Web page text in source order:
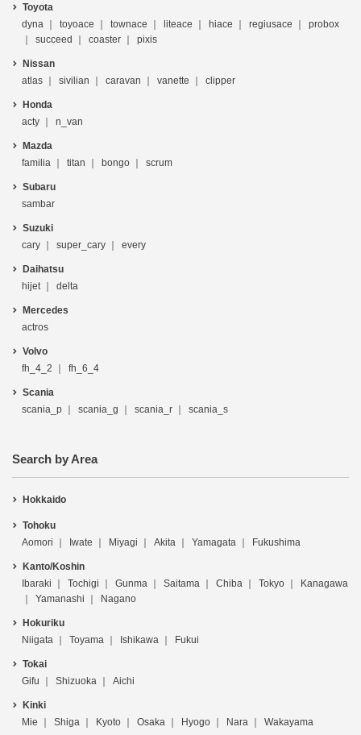
Toyota
dyna
toyoace townace liteace hiace regiusace
probox
succeed
coaster pixis
Nissan
atlas
sivilian caravan vanette clipper
Honda
acty
n_van
Mazda
familia
titan bongo scrum
Subaru
sambar
Suzuki
cary
super_cary every
Daihatsu
hijet
delta
Mercedes
actros
Volvo
fh_4_2
fh_6_4
Scania
scania_p
scania_g scania_r scania_s
Search by Area
Hokkaido
Tohoku
Aomori
Iwate Miyagi Akita Yamagata Fukushima
Kanto/Koshin
Ibaraki
Tochigi Gunma Saitama Chiba Tokyo
Kanagawa
Yamanashi
Nagano
Hokuriku
Niigata
Toyama Ishikawa Fukui
Tokai
Gifu
Shizuoka Aichi
Kinki
Mie
Shiga Kyoto Osaka Hyogo Nara Wakayama